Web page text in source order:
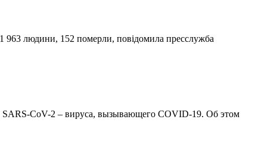
963 людини, 152 померли, повідомила пресслужба
CoV-2 – вируса, вызывающего COVID-19. Об этом